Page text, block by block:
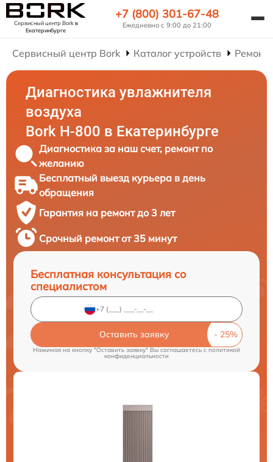
Сервисный центр Borkв
Екатеринбурге
+7 (800) 301-67-48
Ежедневно с 9:00 до 21:00
Сервисный центр Bork Каталог устройств Ремонт
Диагностика увлажнителя
воздуха
Bork H-800 в Екатеринбурге
Диагностика за наш счет, ремонт по
желанию
Бесплатный выезд курьера в день
обращения
Гарантия на ремонт до 3 лет
Срочный ремонт от 35 минут
Бесплатная консультация со
специалистом
Оставить заявку
Нажимая на кнопку "Оставить заявку" Вы соглашаетесь cполитикой
конфиденциальности